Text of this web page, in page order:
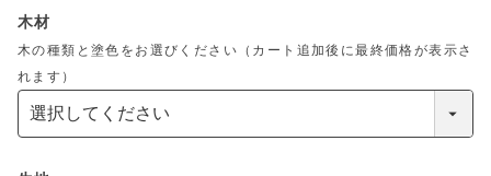
木材
木の種類と塗色をお選びください（カート追加後に最終価格が表示さ
れます）